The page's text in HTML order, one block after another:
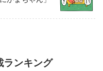
ランキング